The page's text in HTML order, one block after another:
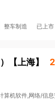
整车制造 已上市
【 上海】
算机软件,网络/信息